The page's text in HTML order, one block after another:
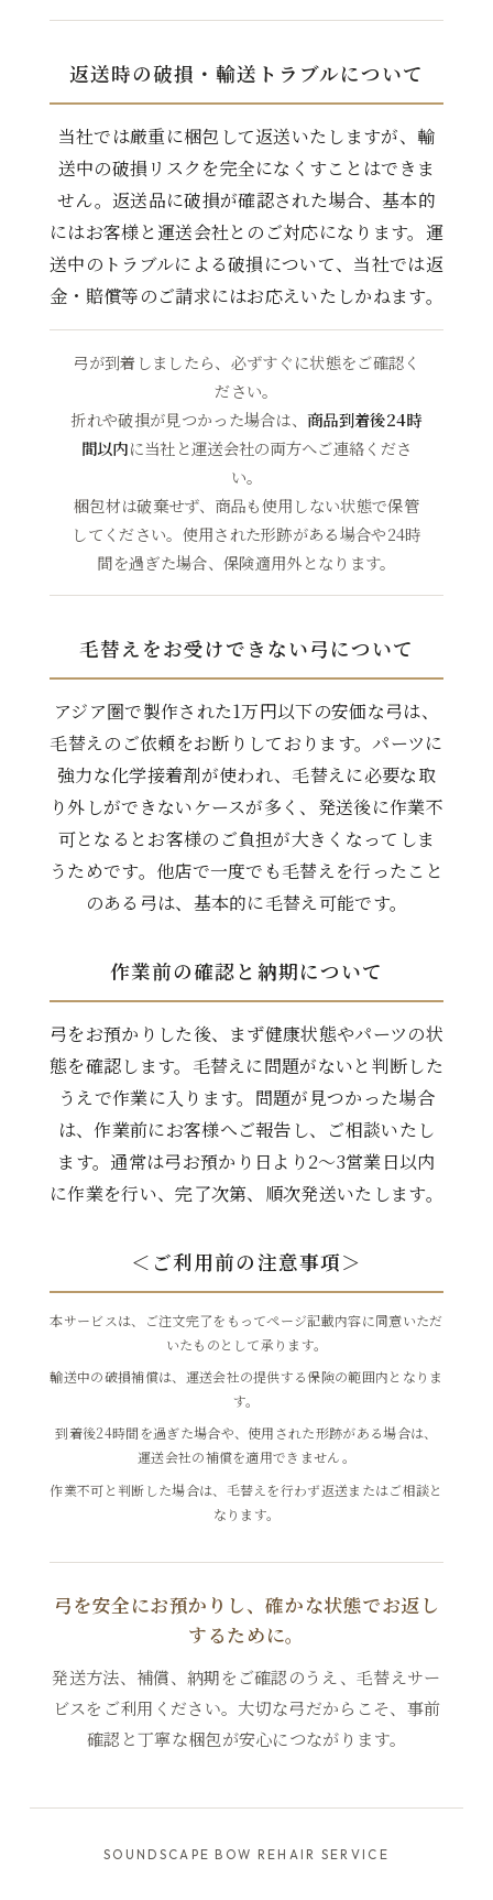
返送時の破損・輸送トラブルについて
当社では厳重に梱包して返送いたしますが、輸
送中の破損リスクを完全になくすことはできま
せん。返送品に破損が確認された場合、基本的
にはお客様と運送会社とのご対応になります。運
送中のトラブルによる破損について、当社では返
金・賠償等のご請求にはお応えいたしかねます。
弓が到着しましたら、必ずすぐに状態をご確認く
ださい。
折れや破損が見つかった場合は、商品到着後24時
間以内に当社と運送会社の両方へご連絡くださ
い。
梱包材は破棄せず、商品も使用しない状態で保管
してください。使用された形跡がある場合や24時
間を過ぎた場合、保険適用外となります。
毛替えをお受けできない弓について
アジア圏で製作された1万円以下の安価な弓は、
毛替えのご依頼をお断りしております。パーツに
強力な化学接着剤が使われ、毛替えに必要な取
り外しができないケースが多く、発送後に作業不
可となるとお客様のご負担が大きくなってしま
うためです。他店で一度でも毛替えを行ったこと
のある弓は、基本的に毛替え可能です。
作業前の確認と納期について
弓をお預かりした後、まず健康状態やパーツの状
態を確認します。毛替えに問題がないと判断した
うえで作業に入ります。問題が見つかった場合
は、作業前にお客様へご報告し、ご相談いたし
ます。通常は弓お預かり日より2〜3営業日以内
に作業を行い、完了次第、順次発送いたします。
＜ご利用前の注意事項＞
本サービスは、ご注文完了をもってページ記載内容に同意いただ
いたものとして承ります。
輸送中の破損補償は、運送会社の提供する保険の範囲内となりま
す。
到着後24時間を過ぎた場合や、使用された形跡がある場合は、
運送会社の補償を適用できません。
作業不可と判断した場合は、毛替えを行わず返送またはご相談と
なります。
弓を安全にお預かりし、確かな状態でお返し
するために。
発送方法、補償、納期をご確認のうえ、毛替えサー
ビスをご利用ください。大切な弓だからこそ、事前
確認と丁寧な梱包が安心につながります。
SOUNDSCAPE BOW REHAIR SERVICE
保険30万以下
5,170円(税込)